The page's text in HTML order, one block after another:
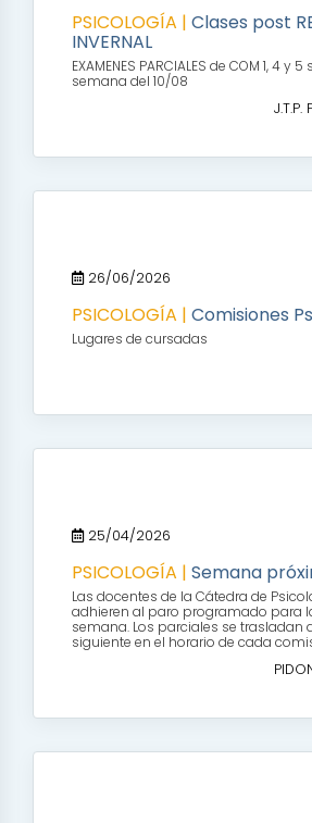
PSICOLOGÍA | Clases post
INVERNAL
EXAMENES PARCIALES de COM 1, 4 y
semana del 10/08
J.T.P.
26/06/2026
PSICOLOGÍA | Comisiones
Lugares de cursadas
25/04/2026
PSICOLOGÍA | Semana
Las docentes de la Cátedra de
adhieren al paro programado para
semana. Los parciales se trasladan
siguiente en el horario de cada